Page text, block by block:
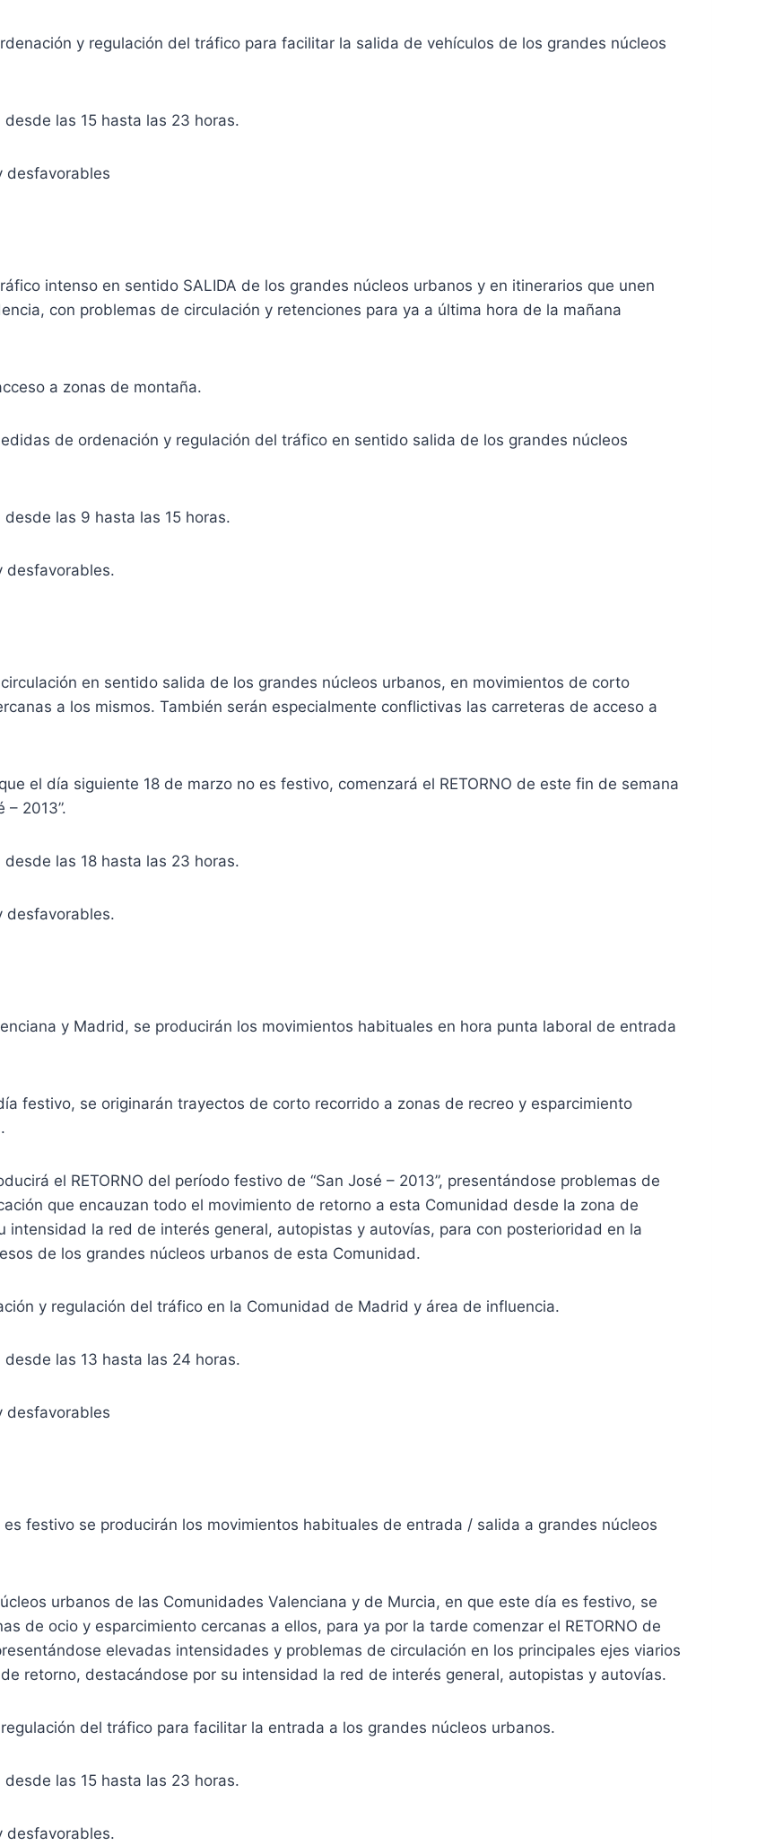
y regulación del tráfico para facilitar la salida de vehículos de los grandes núcleos
las 15 hasta las 23 horas.
desfavorables
intenso en sentido SALIDA de los grandes núcleos urbanos y en itinerarios que unen
con problemas de circulación y retenciones para ya a última hora de la mañana
a zonas de montaña.
de ordenación y regulación del tráfico en sentido salida de los grandes núcleos
las 9 hasta las 15 horas.
desfavorables.
en sentido salida de los grandes núcleos urbanos, en movimientos de corto
a los mismos. También serán especialmente conflictivas las carreteras de acceso a
el día siguiente 18 de marzo no es festivo, comenzará el RETORNO de este fin de semana
2013”.
las 18 hasta las 23 horas.
desfavorables.
y Madrid, se producirán los movimientos habituales en hora punta laboral de entrada
festivo, se originarán trayectos de corto recorrido a zonas de recreo y esparcimiento
el RETORNO del período festivo de “San José – 2013”, presentándose problemas de
que encauzan todo el movimiento de retorno a esta Comunidad desde la zona de
la red de interés general, autopistas y autovías, para con posterioridad en la
de los grandes núcleos urbanos de esta Comunidad.
y regulación del tráfico en la Comunidad de Madrid y área de influencia.
las 13 hasta las 24 horas.
desfavorables
festivo se producirán los movimientos habituales de entrada / salida a grandes núcleos
urbanos de las Comunidades Valenciana y de Murcia, en que este día es festivo, se
de ocio y esparcimiento cercanas a ellos, para ya por la tarde comenzar el RETORNO de
elevadas intensidades y problemas de circulación en los principales ejes viarios
retorno, destacándose por su intensidad la red de interés general, autopistas y autovías.
del tráfico para facilitar la entrada a los grandes núcleos urbanos.
las 15 hasta las 23 horas.
desfavorables.